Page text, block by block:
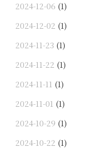
2024-12-06 (1)
2024-12-02 (1)
2024-11-23 (1)
2024-11-22 (1)
2024-11-11 (1)
2024-11-01 (1)
2024-10-29 (1)
2024-10-22 (1)